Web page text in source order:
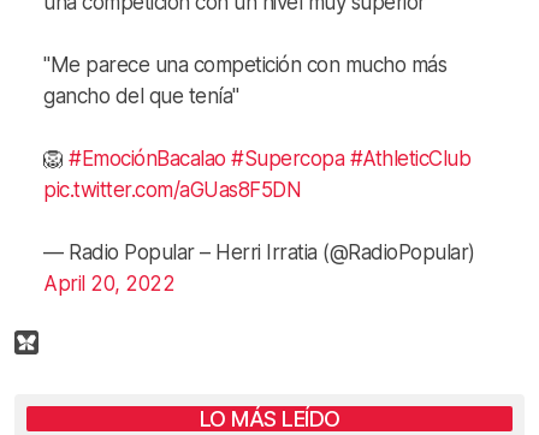
"Me parece una competición con mucho más
gancho del que tenía"
🦁 #EmociónBacalao #Supercopa #AthleticClub
pic.twitter.com/aGUas8F5DN
— Radio Popular – Herri Irratia (@RadioPopular)
April 20, 2022
LO MÁS LEÍDO